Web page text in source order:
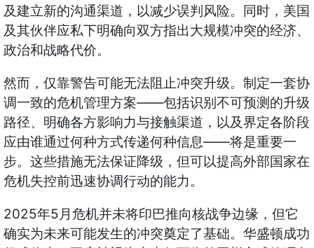
及建立新的沟通渠道，以减少误判风险。同时，美国
及其伙伴应私下明确向双方指出大规模冲突的经济、
政治和战略代价。
然而，仅靠警告可能无法阻止冲突升级。制定一套协
调一致的危机管理方案——包括识别不可预测的升级
路径、明确各方影响力与接触渠道，以及界定各阶段
应由谁通过何种方式传递何种信息——将是重要一
步。这些措施无法保证降级，但可以提高外部国家在
危机失控前迅速协调行动的能力。
2025年5 月危机并未将印巴推向核战争边缘，但它
确实为未来可能发生的冲突奠定了基础。华盛顿成功